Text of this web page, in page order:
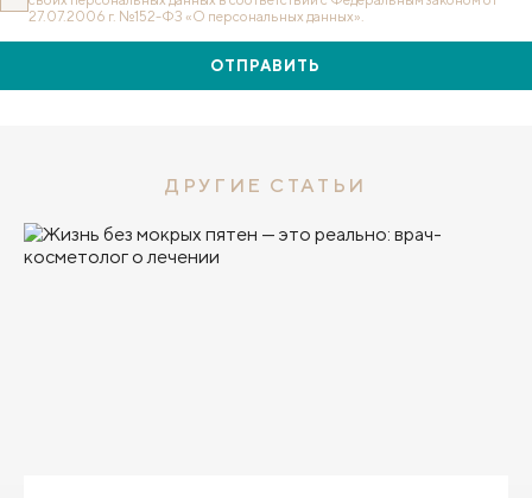
27.07.2006 г. №152-ФЗ «О персональных данных».
ОТПРАВИТЬ
ДРУГИЕ СТАТЬИ